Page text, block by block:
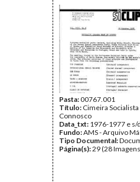
Pasta:00767.001
Título: Cimeira
Connosco
Data_txt: 1976-1977 e s/
Fundo:AMS - Arquivo
Tipo Documental:
Página(s):29 (28